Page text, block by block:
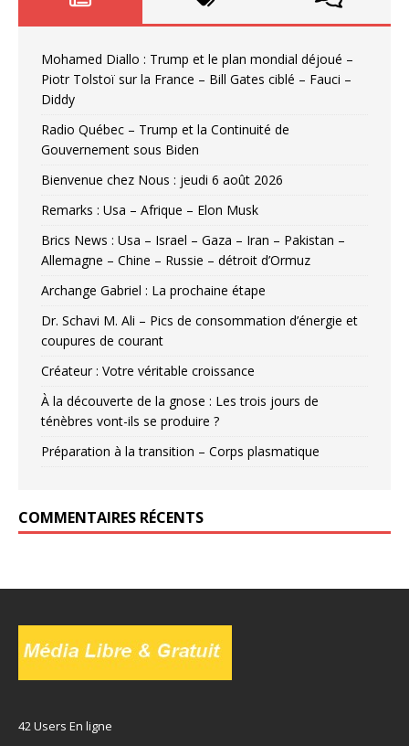
Mohamed Diallo : Trump et le plan mondial déjoué –
Piotr Tolstoï sur la France – Bill Gates ciblé – Fauci –
Diddy
Radio Québec – Trump et la Continuité de
Gouvernement sous Biden
Bienvenue chez Nous : jeudi 6 août 2026
Remarks : Usa – Afrique – Elon Musk
Brics News : Usa – Israel – Gaza – Iran – Pakistan –
Allemagne – Chine – Russie – détroit d’Ormuz
Archange Gabriel : La prochaine étape
Dr. Schavi M. Ali – Pics de consommation d’énergie et
coupures de courant
Créateur : Votre véritable croissance
À la découverte de la gnose : Les trois jours de
ténèbres vont-ils se produire ?
Préparation à la transition – Corps plasmatique
COMMENTAIRES RÉCENTS
42 Users En ligne